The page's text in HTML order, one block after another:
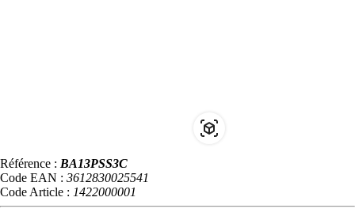
Référence : BA13PSS3C
Code EAN : 3612830025541
Code Article : 1422000001